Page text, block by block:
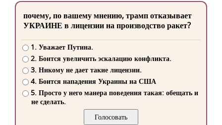
почему, по вашему мнению, трамп отказывает
УКРАИНЕ в лицензии на производство ракет?
1. Уважает Путина.
2. Боится увеличить эскалацию конфликта.
3. Никому не дает такие лицензии.
4. Боится нападения Украины на США
5. Просто у него манера поведения такая: обещать и
не сделать.